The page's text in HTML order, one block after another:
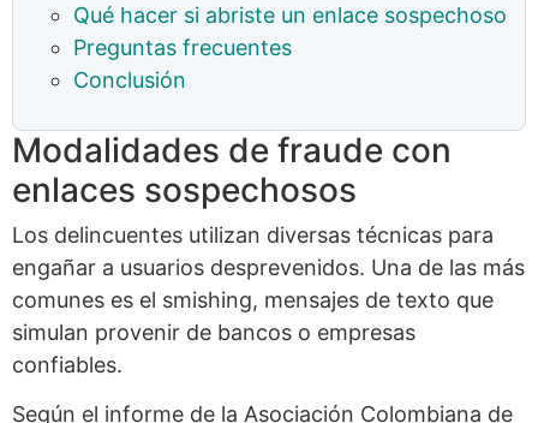
Qué hacer si abriste un enlace sospechoso
Preguntas frecuentes
Conclusión
Modalidades de fraude con
enlaces sospechosos
Los delincuentes utilizan diversas técnicas para
engañar a usuarios desprevenidos. Una de las más
comunes es el smishing, mensajes de texto que
simulan provenir de bancos o empresas
confiables.
Según el informe de la Asociación Colombiana de